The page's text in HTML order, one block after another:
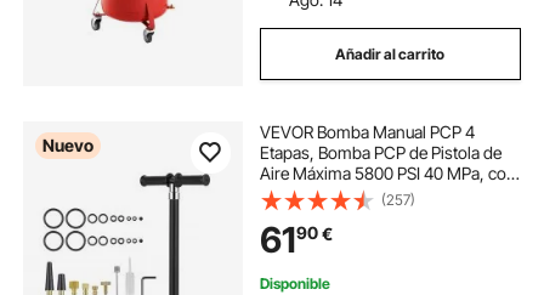
Añadir al carrito
Nuevo
VEVOR Bomba Manual PCP 4
Etapas, Bomba PCP de Pistola de
Aire Máxima 5800 PSI 40 MPa, con
Filtro de Aceite y Humedad,
Manómetro, Cuerpo de Acero
Inoxidable, para Inflado de
Neumáticos, Paintball
(257)
6190€
Disponible